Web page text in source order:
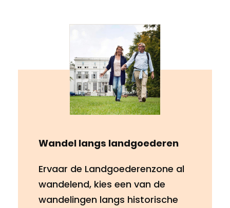
Wandel langs landgoederen
Ervaar de Landgoederenzone al
wandelend, kies een van de
wandelingen langs historische